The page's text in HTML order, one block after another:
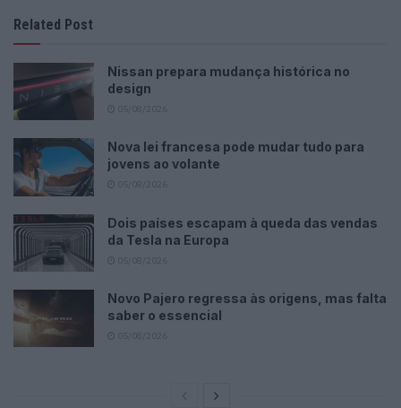
Related Post
Nissan prepara mudança histórica no
design
Nova lei francesa pode mudar tudo para
jovens ao volante
Dois países escapam à queda das vendas
da Tesla na Europa
Novo Pajero regressa às origens, mas falta
saber o essencial